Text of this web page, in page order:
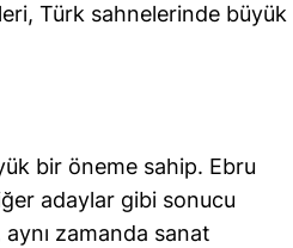
Türk sahnelerinde büyük
bir öneme sahip. Ebru
adaylar gibi sonucu
zamanda sanat